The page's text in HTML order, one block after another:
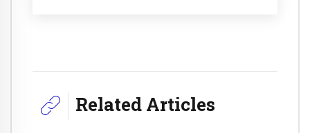
Related Articles